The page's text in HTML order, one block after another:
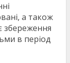
а також
збереження
в період